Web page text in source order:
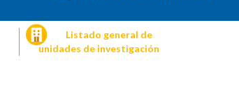
Listado general de
unidades de investigación